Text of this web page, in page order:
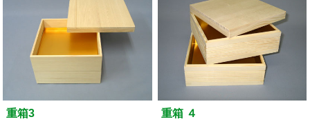
重箱3 重箱 ４